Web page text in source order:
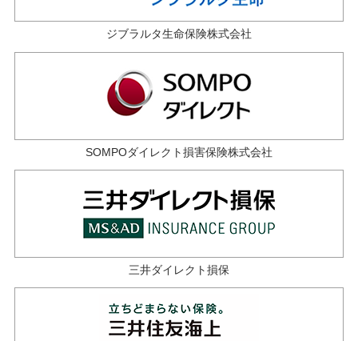
ジブラルタ生命保険株式会社
SOMPOダイレクト損害保険株式会社
三井ダイレクト損保